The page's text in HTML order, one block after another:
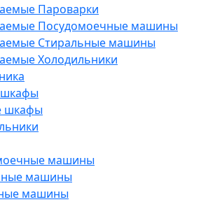
Пароварки
Посудомоечные машины
Стиральные машины
Холодильники
шкафы
машины
машины
машины